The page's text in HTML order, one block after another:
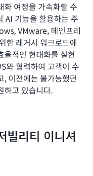
화 여정을 가속화할 수
AI 기능을 활용하는 주
VMware, 메인프레
한 레거시 워크로드에
율적인 현대화를 실현
와 협력하여 고객이 수
, 이전에는 불가능했던
하고 있습니다.
리티 이니셔